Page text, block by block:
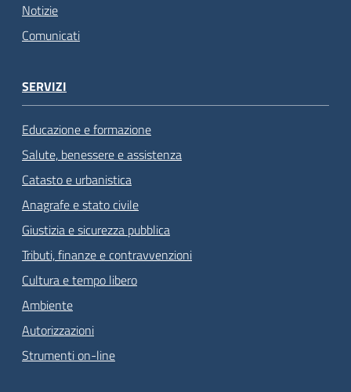
Notizie
Comunicati
SERVIZI
Educazione e formazione
Salute, benessere e assistenza
Catasto e urbanistica
Anagrafe e stato civile
Giustizia e sicurezza pubblica
Tributi, finanze e contravvenzioni
Cultura e tempo libero
Ambiente
Autorizzazioni
Strumenti on-line